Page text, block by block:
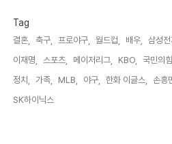
Tag
결혼, 축구, 프로야구, 월드컵, 배우, 삼성전
이재명,
스포츠, 메이저리그, KBO, 국민의힘,
정치,
가족, MLB, 야구, 한화 이글스,
손흥
SK하이닉스,